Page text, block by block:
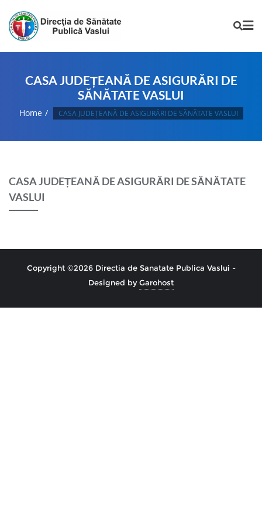
CASA JUDEȚEANĂ DE ASIGURĂRI DE
SĂNĂTATE VASLUI
Home CASA JUDEȚEANĂ DE ASIGURĂRI DE SĂNĂTATE VASLUI
CASA JUDEȚEANĂ DE ASIGURĂRI DE SĂNĂTATE
VASLUI
Copyright ©2026 Directia de Sanatate Publica Vaslui -
Designed byGarohost